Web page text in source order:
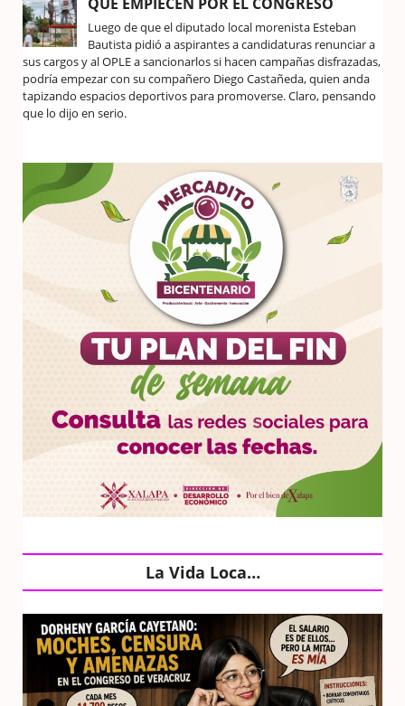
QUE EMPIECEN POR EL CONGRESO
Luego de que el diputado local morenista Esteban
Bautista pidió a aspirantes a candidaturas renunciar a
sus cargos y al OPLE a sancionarlos si hacen campañas disfrazadas,
podría empezar con su compañero Diego Castañeda, quien anda
tapizando espacios deportivos para promoverse. Claro, pensando
que lo dijo en serio.
La Vida Loca…